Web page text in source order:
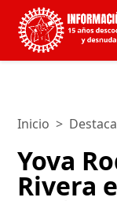
Inicio >
Yova
Rivera